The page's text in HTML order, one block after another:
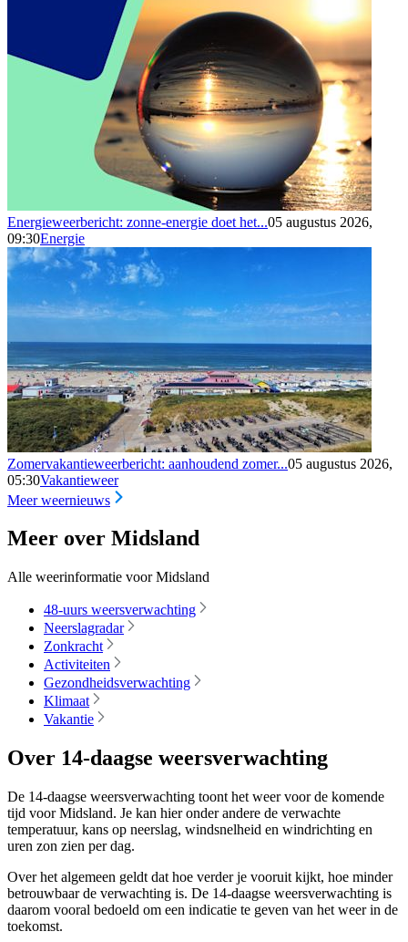
Energieweerbericht: zonne-energie doet het...05 augustus 2026,
09:30Energie
Zomervakantieweerbericht: aanhoudend zomer...05 augustus 2026,
05:30Vakantieweer
Meer weernieuws
Meer over Midsland
Alle weerinformatie voor Midsland
48-uurs weersverwachting
Neerslagradar
Zonkracht
Activiteiten
Gezondheidsverwachting
Klimaat
Vakantie
Over 14-daagse weersverwachting
De 14-daagse weersverwachting toont het weer voor de komende
tijd voor Midsland. Je kan hier onder andere de verwachte
temperatuur, kans op neerslag, windsnelheid en windrichting en
uren zon zien per dag.
Over het algemeen geldt dat hoe verder je vooruit kijkt, hoe minder
betrouwbaar de verwachting is. De 14-daagse weersverwachting is
daarom vooral bedoeld om een indicatie te geven van het weer in de
toekomst.